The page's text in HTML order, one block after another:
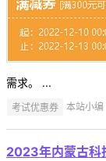
需求。 ...
考试优惠券 本站小
2023年内蒙古科